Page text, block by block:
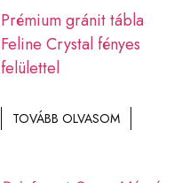
Prémium gránit tábla
Feline Crystal fényes
felülettel
TOVÁBB OLVASOM